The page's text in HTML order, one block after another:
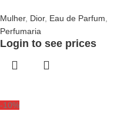
Mulher, Dior, Eau de Parfum
Perfumaria
Login to see prices
-10%